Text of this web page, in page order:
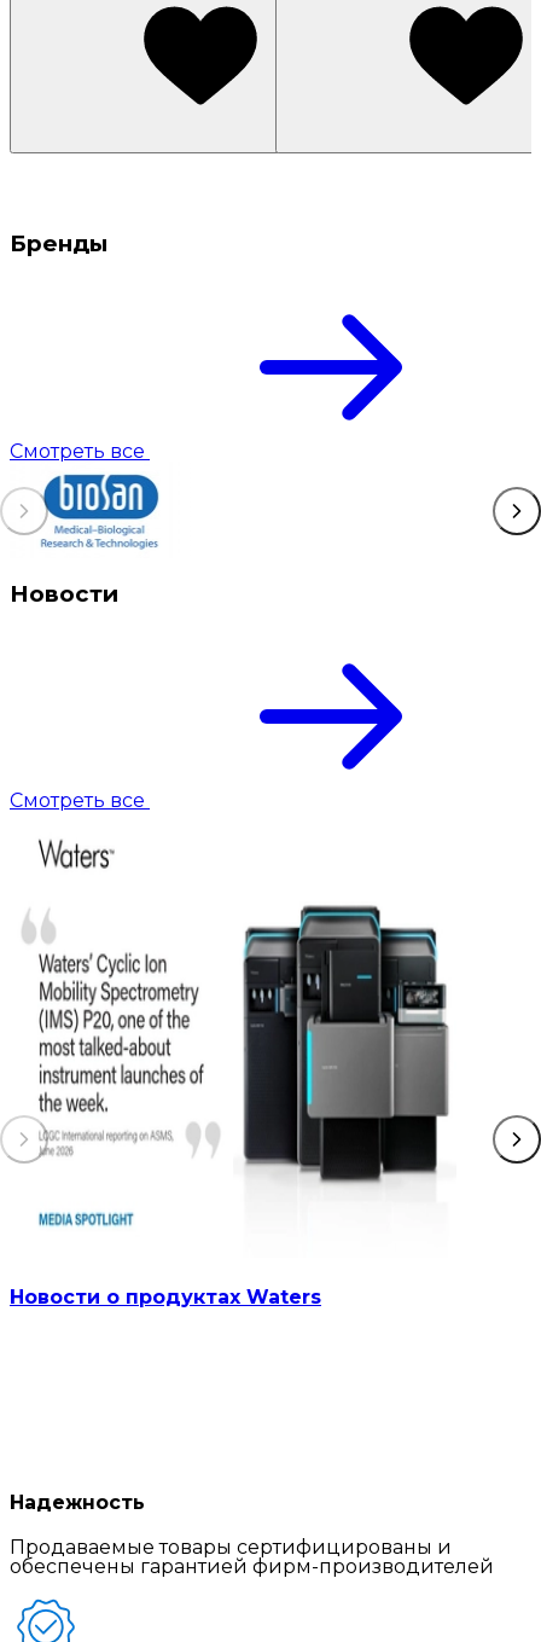
Бренды
Смотреть все
Новости
Смотреть все
Новости о продуктах Waters
Надежность
Продаваемые товары сертифицированы и
обеспечены гарантией фирм-производителей